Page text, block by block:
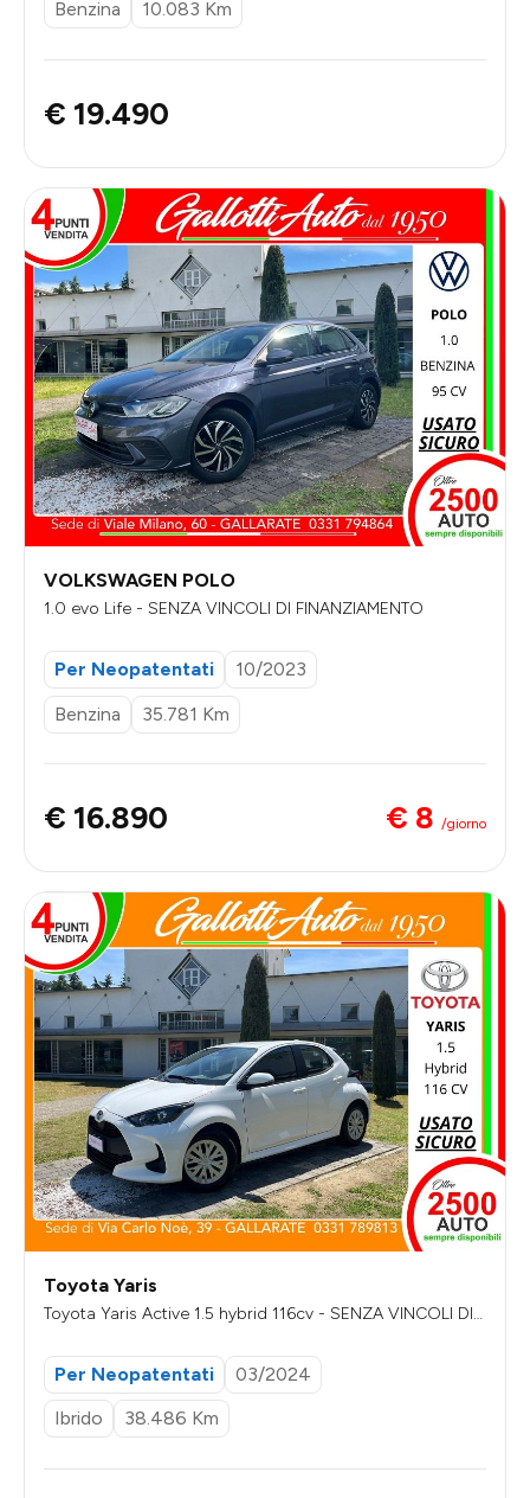
Benzina 10.083 Km
€ 19.490
VOLKSWAGEN POLO
1.0 evo Life - SENZA VINCOLI DI FINANZIAMENTO
Per Neopatentati
10/2023
Benzina
35.781 Km
€ 16.890 € 8 /giorno
Toyota Yaris
Toyota Yaris Active 1.5 hybrid 116cv - SENZA VINCOLI DI F
Per Neopatentati
03/2024
Ibrido
38.486 Km